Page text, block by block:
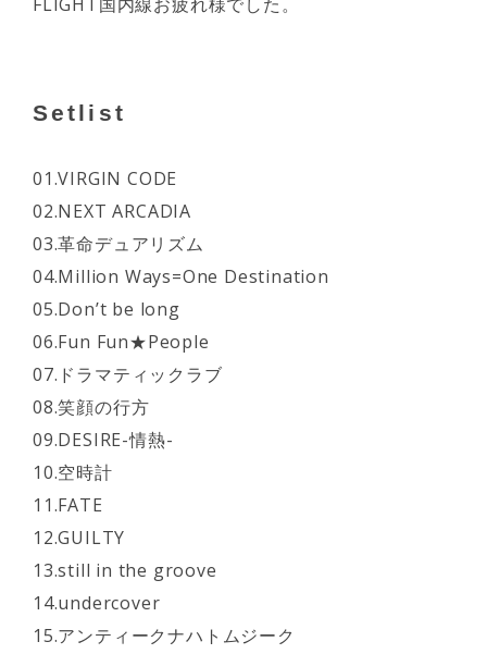
Setlist
01.VIRGIN CODE
02.NEXT ARCADIA
03.革命デュアリズム
04.Million Ways=One Destination
05.Don’t be long
06.Fun Fun★People
07.ドラマティックラブ
08.笑顔の行方
09.DESIRE-情熱-
10.空時計
11.FATE
12.GUILTY
13.still in the groove
14.undercover
15.アンティークナハトムジーク